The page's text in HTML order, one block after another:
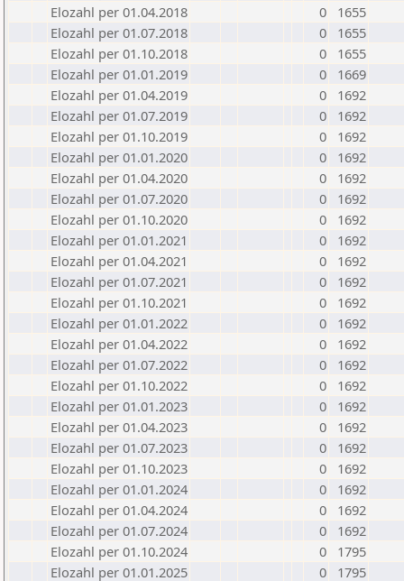
Elozahl per 01.04.2018
0
1655
Elozahl per 01.07.2018
0
1655
Elozahl per 01.10.2018
0
1655
Elozahl per 01.01.2019
0
1669
Elozahl per 01.04.2019
0
1692
Elozahl per 01.07.2019
0
1692
Elozahl per 01.10.2019
0
1692
Elozahl per 01.01.2020
0
1692
Elozahl per 01.04.2020
0
1692
Elozahl per 01.07.2020
0
1692
Elozahl per 01.10.2020
0
1692
Elozahl per 01.01.2021
0
1692
Elozahl per 01.04.2021
0
1692
Elozahl per 01.07.2021
0
1692
Elozahl per 01.10.2021
0
1692
Elozahl per 01.01.2022
0
1692
Elozahl per 01.04.2022
0
1692
Elozahl per 01.07.2022
0
1692
Elozahl per 01.10.2022
0
1692
Elozahl per 01.01.2023
0
1692
Elozahl per 01.04.2023
0
1692
Elozahl per 01.07.2023
0
1692
Elozahl per 01.10.2023
0
1692
Elozahl per 01.01.2024
0
1692
Elozahl per 01.04.2024
0
1692
Elozahl per 01.07.2024
0
1692
Elozahl per 01.10.2024
0
1795
Elozahl per 01.01.2025
0
1795